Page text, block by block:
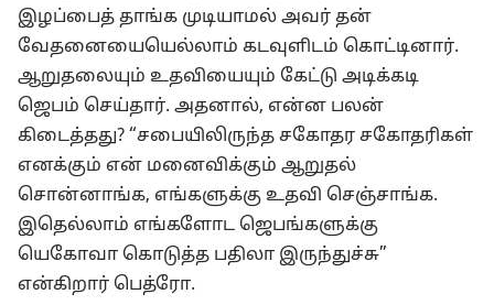
இழப்பைத் தாங்க முடியாமல் அவர் தன்
வேதனையையெல்லாம் கடவுளிடம் கொட்டினார்.
ஆறுதலையும் உதவியையும் கேட்டு அடிக்கடி
ஜெபம் செய்தார். அதனால், என்ன பலன்
கிடைத்தது? “சபையிலிருந்த சகோதர சகோதரிகள்
எனக்கும் என் மனைவிக்கும் ஆறுதல்
சொன்னாங்க, எங்களுக்கு உதவி செஞ்சாங்க.
இதெல்லாம் எங்களோட ஜெபங்களுக்கு
யெகோவா கொடுத்த பதிலா இருந்துச்சு”
என்கிறார் பெத்ரோ.